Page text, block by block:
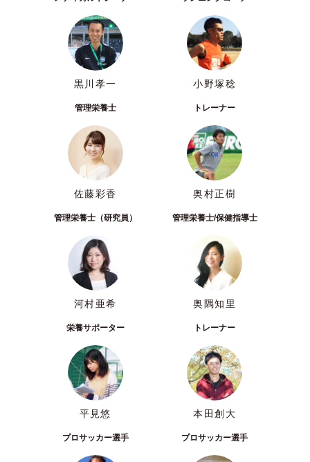
黒川孝一 小野塚稔
管理栄養士
佐藤彩香
トレーナー
奥村正樹
管理栄養士（研究員）
河村亜希
管理栄養士/保健指導士
奥隅知里
栄養サポーター
平見悠
トレーナー
本田創大
プロサッカー選手 プロサッカー選手